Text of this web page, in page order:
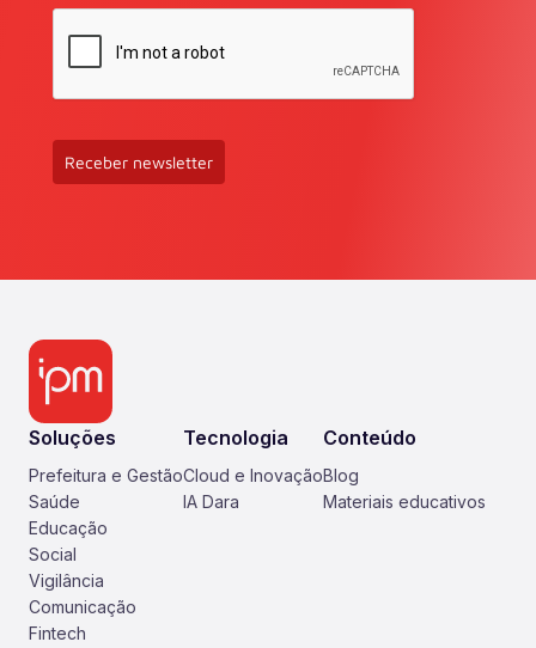
Receber newsletter
Soluções
Prefeitura e Gestão
Saúde
Educação
Social
Vigilância
Comunicação
Fintech
Tecnologia
Cloud e Inovação
IA Dara
Conteúdo
Blog
Materiais educativos